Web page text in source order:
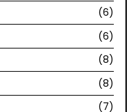
(6)
(6)
(8)
(8)
(7)